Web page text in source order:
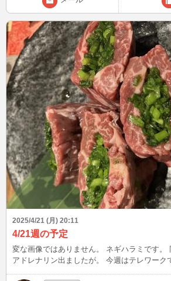
2025/4/21 (月) 20:11
4/21週の予定
変な画像ではありません。 ネギハラミです。
アドレナリン出ましたが。 今週はテレワークできない日があった